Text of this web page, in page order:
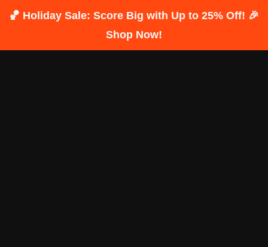
🏀 Holiday Sale: Score Big with Up to 25% Off! 🎉
Shop Now!